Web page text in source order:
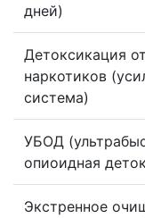
дней)
Детоксикация от
наркотиков
система)
УБОД
опиоидная
Экстренное